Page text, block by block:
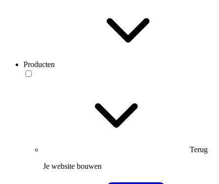
Producten
Terug
Je website bouwen